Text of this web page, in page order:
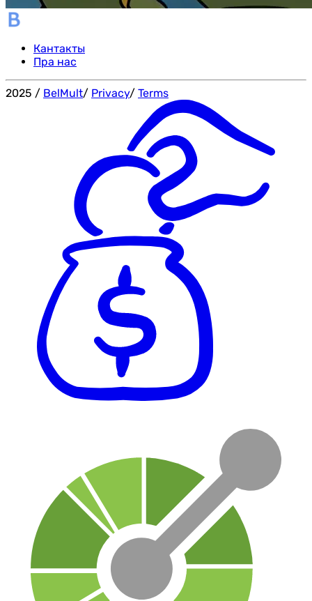
Кантакты
Пра нас
2025 / BelMult/ Privacy/ Terms